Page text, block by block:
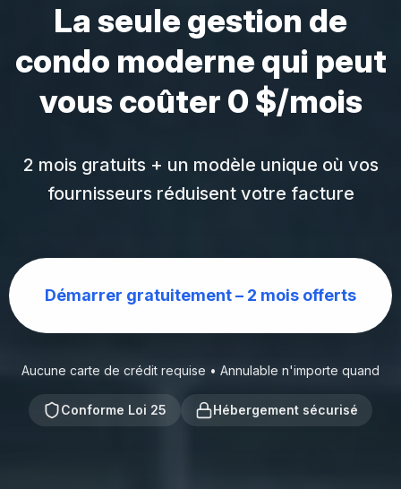
La seule gestion de
condo moderne qui peut
vous coûter 0 $/mois
2 mois gratuits + un modèle unique où vos
fournisseurs réduisent votre facture
Démarrer gratuitement – 2 mois offerts
Aucune carte de crédit requise • Annulable n'importe quand
Conforme Loi 25 Hébergement sécurisé